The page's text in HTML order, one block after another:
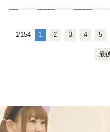
1/154 1 2 3 4 5
最